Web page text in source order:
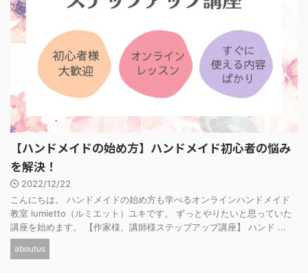
【ハンドメイドの始め方】ハンドメイド初心者の悩み
を解決！
2022/12/22
こんにちは。 ハンドメイドの始め方も学べるオンラインハンドメイド
教室 lumietto（ルミエット）ユキです。 ずっとやりたいと思っていた
講座を始めます。 【作家様、講師様ステップアップ講座】 ハンド ...
aboutus